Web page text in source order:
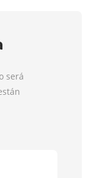
será